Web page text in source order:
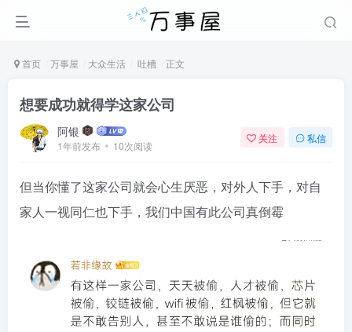
首页 万事屋 大众生活 吐槽 正文
想要成功就得学这家公司
阿银
1年前发布 10次阅读
关注 私信
但当你懂了这家公司就会心生厌恶，对外人下手，对自
家人一视同仁也下手，我们中国有此公司真倒霉